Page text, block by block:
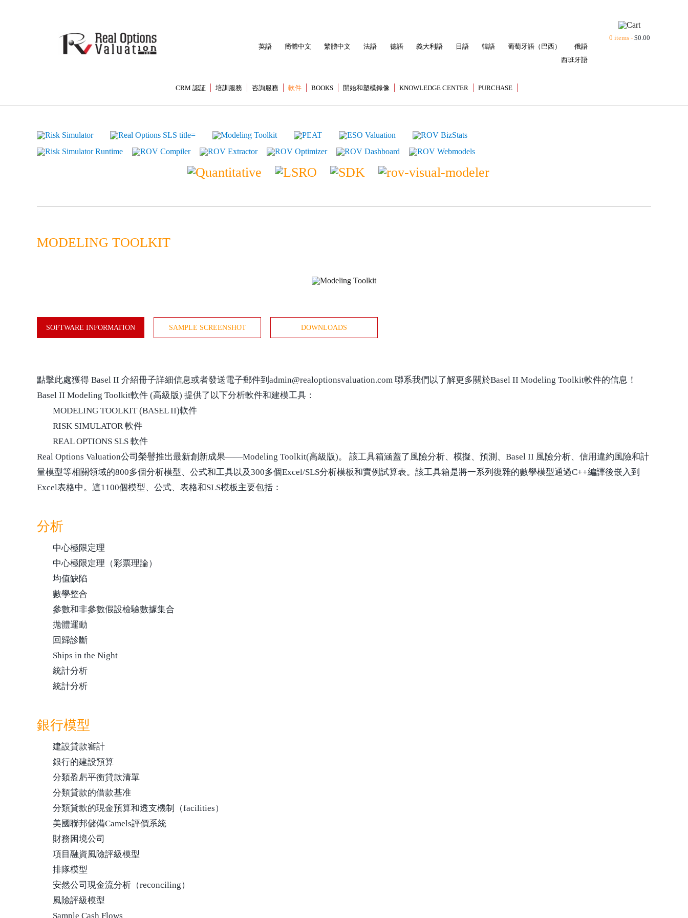
英語 簡體中文 繁體中文 法語 德語 義大利語 日語 韓語 葡萄牙語（巴西）
俄語
西班牙語
0 items - $0.00
CRM 認証 培訓服務 咨詢服務 軟件 BOOKS 開始和塑模錄像 KNOWLEDGE CENTER PURCHASE
MODELING TOOLKIT
SOFTWARE INFORMATION SAMPLE SCREENSHOT DOWNLOADS
點擊此處獲得 Basel II 介紹冊子詳細信息或者發送電子郵件到admin@realoptionsvaluation.com 聯系我們以了解更多關於Basel II Modeling Toolkit軟件的信息！
Basel II Modeling Toolkit軟件 (高級版) 提供了以下分析軟件和建模工具：
MODELING TOOLKIT (BASEL II)軟件
RISK SIMULATOR 軟件
REAL OPTIONS SLS 軟件
Real Options Valuation公司榮譽推出最新創新成果——Modeling Toolkit(高級版)。 該工具箱涵蓋了風險分析、模擬、預測、Basel II 風險分析、信用違約風險和計
量模型等相關領域的800多個分析模型、公式和工具以及300多個Excel/SLS分析模板和實例試算表。該工具箱是將一系列復雜的數學模型通過C++編譯後嵌入到
Excel表格中。這1100個模型、公式、表格和SLS模板主要包括：
分析
中心極限定理
中心極限定理（彩票理論）
均值缺陷
數學整合
參數和非參數假設檢驗數據集合
拋體運動
回歸診斷
Ships in the Night
統計分析
統計分析
銀行模型
建設貸款審計
銀行的建設預算
分類盈虧平衡貸款清單
分類貸款的借款基准
分類貸款的現金預算和透支機制（facilities）
美國聯邦儲備Camels評價系統
財務困境公司
項目融資風險評級模型
排隊模型
安然公司現金流分析（reconciling）
風險評級模型
Sample Cash Flows